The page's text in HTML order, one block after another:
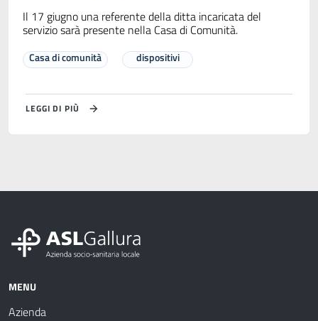
Il 17 giugno una referente della ditta incaricata del
servizio sarà presente nella Casa di Comunità.
Casa di comunità dispositivi
LEGGI DI PIÙ
MENU
Azienda